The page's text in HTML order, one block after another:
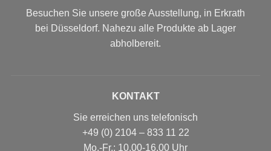
Besuchen Sie unsere große Ausstellung, in Erkrath
bei Düsseldorf. Nahezu alle Produkte ab Lager
abholbereit.
KONTAKT
Sie erreichen uns telefonisch
+49 (0) 2104 – 833 11 22
Mo.-Fr.: 10.00-16.00 Uhr